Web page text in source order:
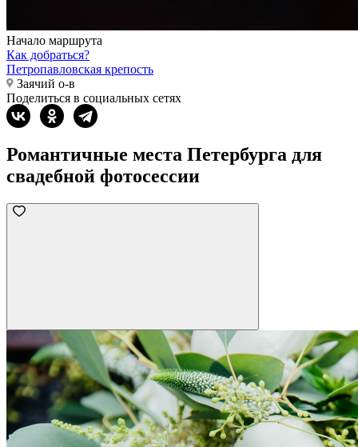
Начало маршрута
Как добраться?
Петропавловская крепость
Заячий о-в
Поделиться в социальных сетях
Романтичные места Петербурга для
свадебной фотосессии